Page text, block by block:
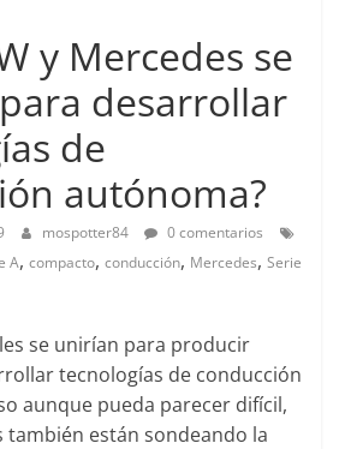
y Mercedes se
desarrollar
de
autónoma?
mospotter84
0 comentarios
A, compacto, conducción, Mercedes, Serie
se unirían para producir
tecnologías de conducción
aunque pueda parecer difícil,
también están sondeando la